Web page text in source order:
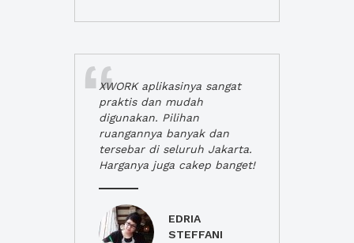
XWORK aplikasinya sangat
praktis dan mudah
digunakan. Pilihan
ruangannya banyak dan
tersebar di seluruh Jakarta.
Harganya juga cakep banget!
EDRIA
STEFFANI